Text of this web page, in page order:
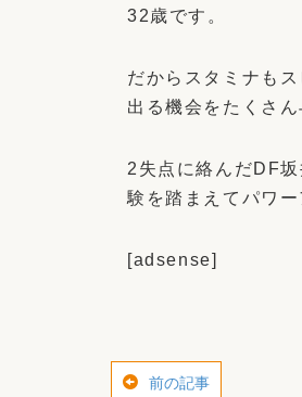
32歳です。
だからスタミナも
出る機会をたくさ
2失点に絡んだDF
験を踏まえてパワ
[adsense]
前の記事